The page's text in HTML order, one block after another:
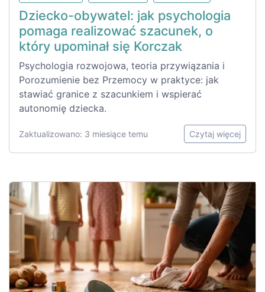
Dziecko-obywatel: jak psychologia
pomaga realizować szacunek, o
który upominał się Korczak
Psychologia rozwojowa, teoria przywiązania i
Porozumienie bez Przemocy w praktyce: jak
stawiać granice z szacunkiem i wspierać
autonomię dziecka.
Zaktualizowano: 3 miesiące temu Czytaj więcej